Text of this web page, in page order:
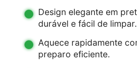
Design elegante em
durável e fácil de limpar.
Aquece rapidamente
preparo eficiente.